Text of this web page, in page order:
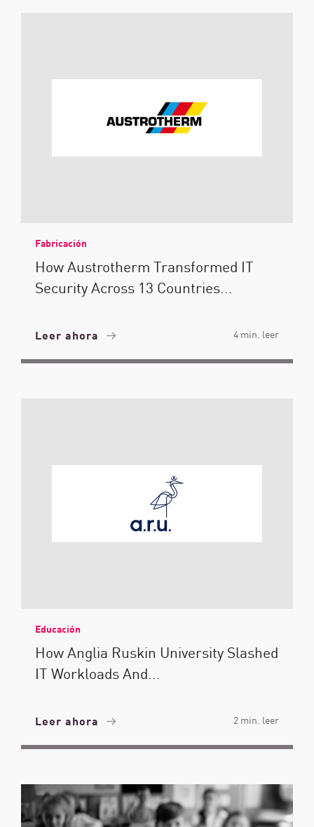
Fabricación
How Austrotherm Transformed IT
Security Across 13 Countries...
Leer ahora 4 min. leer
Educación
How Anglia Ruskin University Slashed
IT Workloads And...
Leer ahora 2 min. leer